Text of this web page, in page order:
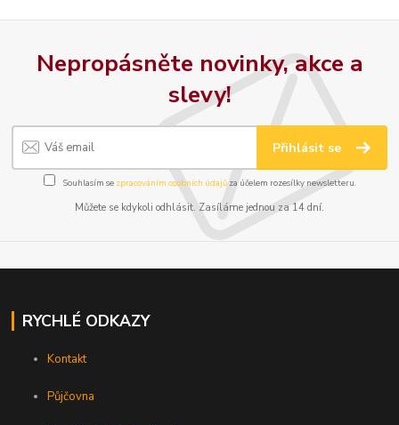
Nepropásněte novinky, akce a
slevy!
Přihlásit se
Souhlasím se zpracováním osobních údajůza účelem rozesílky newsletteru.
Můžete se kdykoli odhlásit. Zasíláme jednou za 14 dní.
RYCHLÉ ODKAZY
Kontakt
Půjčovna